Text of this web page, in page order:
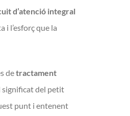
d’atenció integral
i l’esforç que la
detractament
significat del petit
punt i entenent